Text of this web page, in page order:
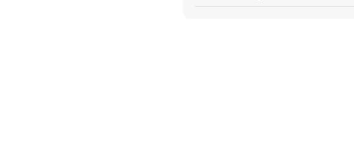
para la iluminación
viene de Dinamarca. La
por diseñadores de